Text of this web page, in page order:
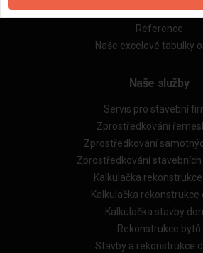
Obchodní podmínky
Reference
Naše excelové tabulky
Naše služby
Servis pro stavební
Zprostředkování
Zprostředkování
Zprostředkování
Kalkulačka
Kalkulačka rekonstrukce
Kalkulačka stavby
Rekonstrukce bytů
Stavby a rekonstrukce